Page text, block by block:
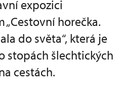
expozici
„Cestovní horečka.
do světa“, která je
stopách šlechtických
cestách.